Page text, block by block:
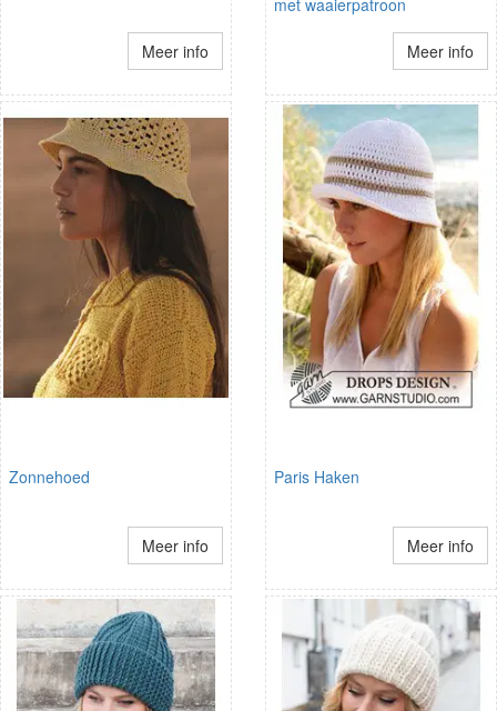
Meer info Meer info
Zonnehoed
Meer info
Paris Haken
Meer info